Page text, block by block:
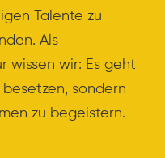
Talente zu
Als
wissen wir: Es geht
sondern
zu begeistern.